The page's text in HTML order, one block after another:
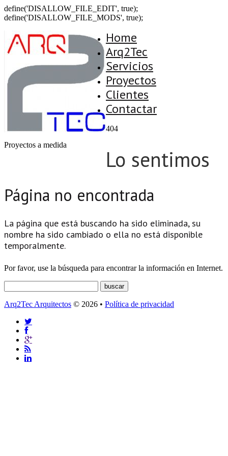
define('DISALLOW_FILE_EDIT', true);
define('DISALLOW_FILE_MODS', true);
Proyectos a medida
Home
Arq2Tec
Servicios
Proyectos
Clientes
Contactar
404
Lo sentimos
Página no encontrada
La página que está buscando ha sido eliminada, su
nombre ha sido cambiado o ella no está disponible
temporalmente.
Por favor, use la búsqueda para encontrar la información en Internet.
Arq2Tec Arquitectos © 2026 • Política de privacidad